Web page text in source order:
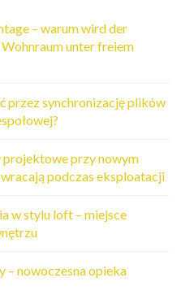
– warum wird der
unter freiem
przez synchronizację plików
projektowe przy nowym
podczas eksploatacji
w stylu loft – miejsce
– nowoczesna opieka